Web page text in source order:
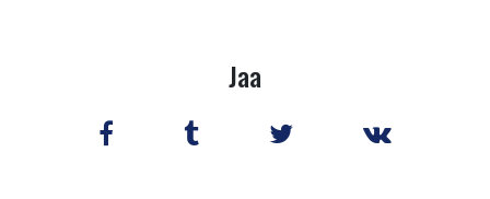
Jaa